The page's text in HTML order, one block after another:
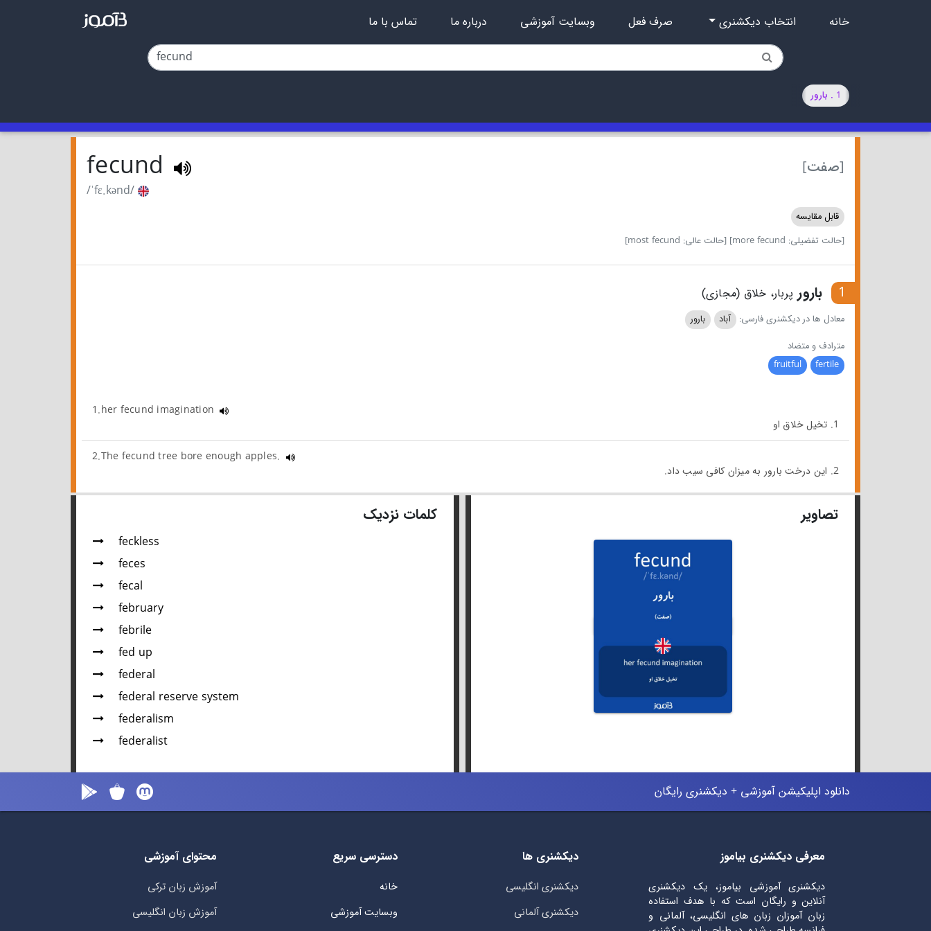
خانه انتخاب دیکشنری صرف فعل وبسایت آموزشی درباره ما تماس با ما
1 . بارور
[صفت] fecund
/ˈfɛ.kənd/
قابل مقایسه
[حالت تفضیلی: more fecund]
[حالت عالی: most fecund]
1 بارور پربار، خلاق (مجازی)
معادل ها در دیکشنری فارسی: آباد
بارور
مترادف و متضاد
fertile
fruitful
1.her fecund imagination
1. تخیل خلاق او
2.The fecund tree bore enough apples.
2. این درخت بارور به میزان کافی سیب داد.
تصاویر کلمات نزدیک
feckless
feces
fecal
february
febrile
fed up
federal
federal reserve system
federalism
federalist
دانلود اپلیکیشن آموزشی + دیکشنری رایگان
معرفی دیکشنری بیاموز
دیکشنری آموزشی بیاموز، یک دیکشنری
آنلاین و رایگان است که با هدف استفاده
زبان آموزان زبان های انگلیسی، آلمانی و
دیکشنری ها
دیکشنری انگلیسی
دیکشنری آلمانی
دسترسی سریع
خانه
وبسایت آموزشی
محتوای آموزشی
آموزش زبان ترکی
آموزش زبان انگلیسی